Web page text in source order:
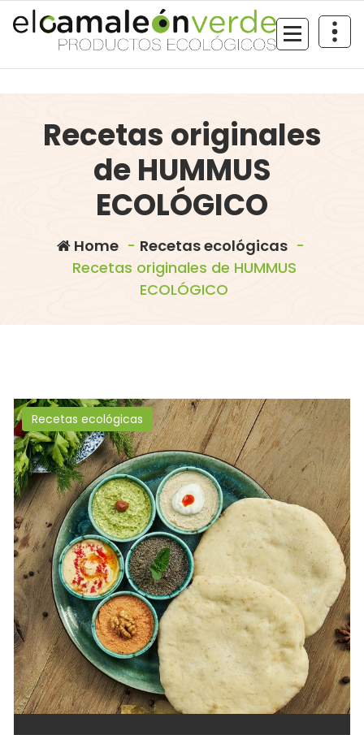
Recetas originales
de HUMMUS
ECOLÓGICO
Home - Recetas ecológicas -
Recetas originales de HUMMUS
ECOLÓGICO
Recetas ecológicas